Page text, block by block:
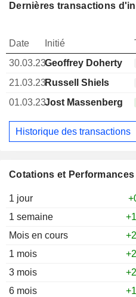
Cotations et Performances
1 jour
1 semaine
Mois en cours
1 mois
3 mois
6 mois
Dernières transactions
Date Initié
30.03.23Geoffrey Doherty
21.03.23Russell Shiels
01.03.23Jost Massenberg
Historique des transactions